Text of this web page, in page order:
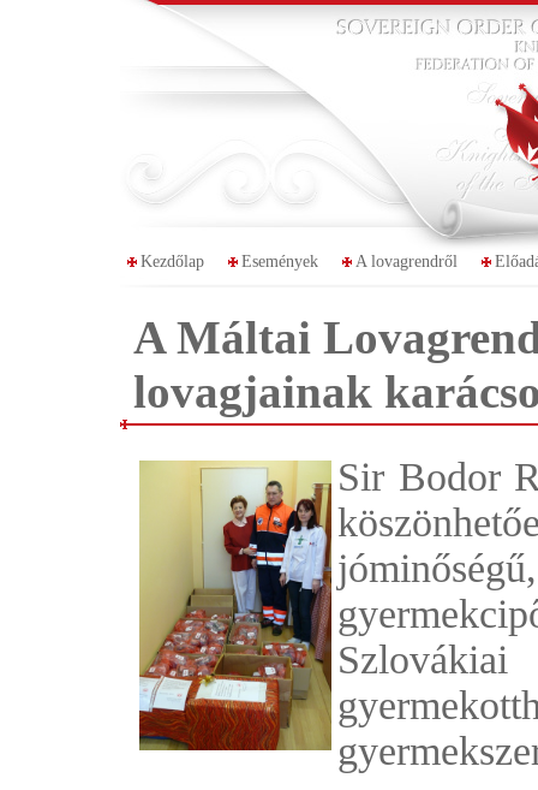
Kezdőlap Események A lovagrendről
A Máltai
lovagjainak
Sir Bodor